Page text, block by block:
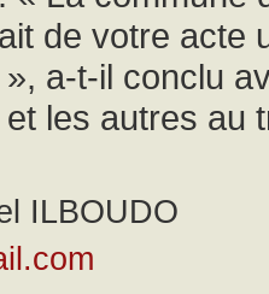
de votre acte
a-t-il conclu
et les autres au
ILBOUDO